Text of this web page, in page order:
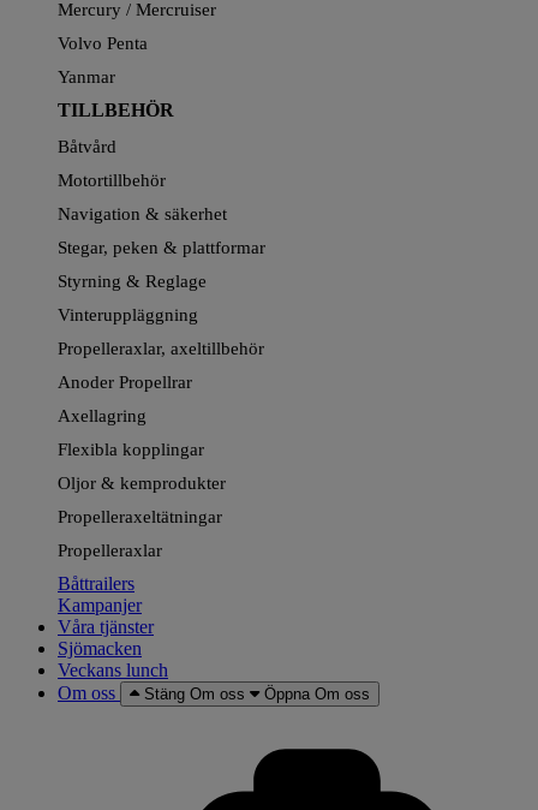
Mercury / Mercruiser
Volvo Penta
Yanmar
TILLBEHÖR
Båtvård
Motortillbehör
Navigation & säkerhet
Stegar, peken & plattformar
Styrning & Reglage
Vinteruppläggning
Propelleraxlar, axeltillbehör
Anoder Propellrar
Axellagring
Flexibla kopplingar
Oljor & kemprodukter
Propelleraxeltätningar
Propelleraxlar
Båttrailers
Kampanjer
Våra tjänster
Sjömacken
Veckans lunch
Om oss
Stäng Om oss Öppna Om oss